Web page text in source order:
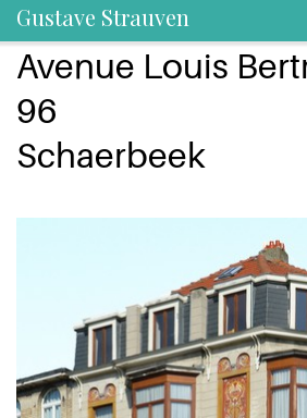
Gustave Strauven
Avenue Louis
96
Schaerbeek